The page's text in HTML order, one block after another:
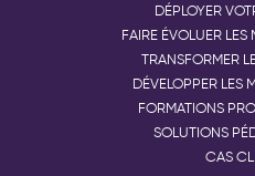
DÉPLOYER
FAIRE ÉVOLUER LES
TRANSFORMER
DÉVELOPPER LES
FORMATIONS
SOLUTIONS
CAS